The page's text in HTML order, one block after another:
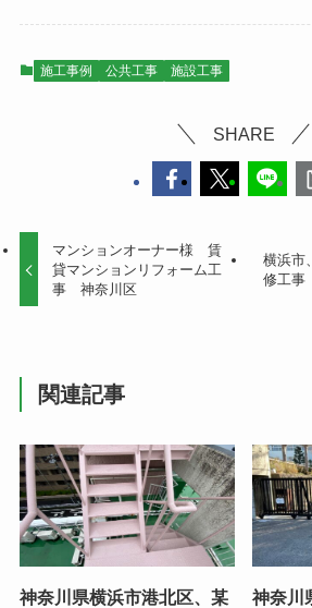
施工事例 公共工事 施設工事
SHARE
マンションオーナー様 賃
貸マンションリフォーム工
事 神奈川区
横浜市
修工事
関連記事
神奈川県横浜市港北区、某
神奈川